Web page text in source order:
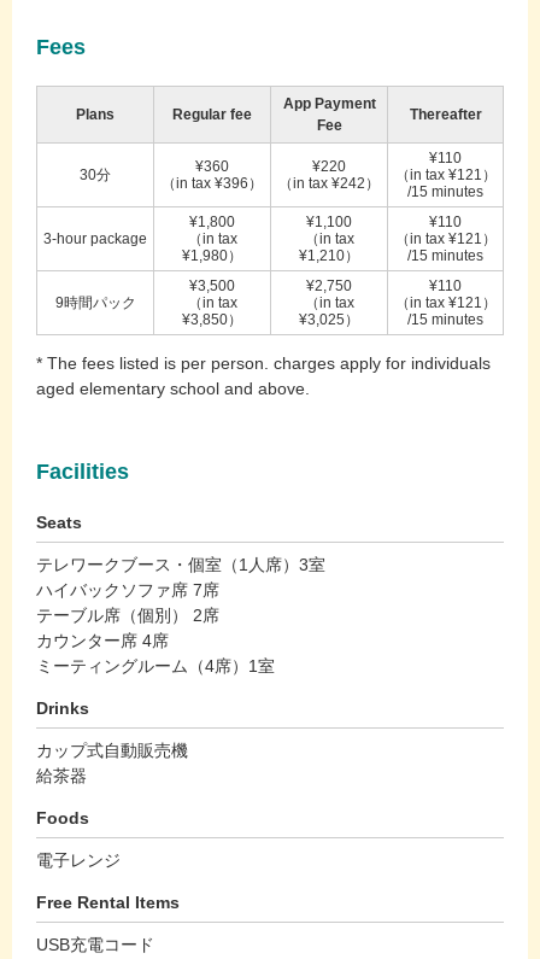
Fees
Plans Regular fee
App Payment
Fee
Thereafter
30分
¥360
（in tax ¥396）
¥220
（in tax ¥242）
¥110
（in tax ¥121）
/15 minutes
3-hour package
¥1,800
（in tax
¥1,980）
¥1,100
（in tax
¥1,210）
¥110
（in tax ¥121）
/15 minutes
9時間パック
¥3,500
（in tax
¥3,850）
¥2,750
（in tax
¥3,025）
¥110
（in tax ¥121）
/15 minutes
* The fees listed is per person. charges apply for individuals
aged elementary school and above.
Facilities
Seats
テレワークブース・個室（1人席）3室
ハイバックソファ席 7席
テーブル席（個別） 2席
カウンター席 4席
ミーティングルーム（4席）1室
Drinks
カップ式自動販売機
給茶器
Foods
電子レンジ
Free Rental Items
USB充電コード